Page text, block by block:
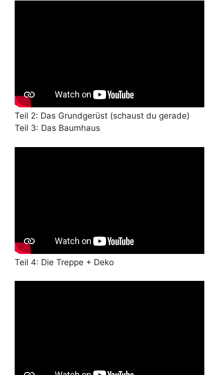
Teil 2: Das Grundgerüst (schaust du gerade)
Teil 3: Das Baumhaus
Teil 4: Die Treppe + Deko